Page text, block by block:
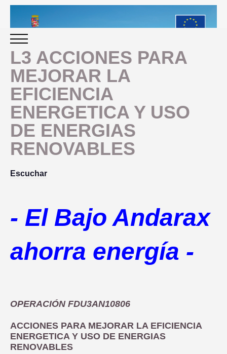
INICIO
PERIODO 2014-2020
PROGRAMACIÓN
GESTIÓN Y SEGUIMIENTO
PLAN IMPLEMENTACIÓN
OBJETIVO TEMATICO 4
LINEA 3: ACCIONES PARA MEJORAR LA EFICIENCIA
LINEA 4: REHABILITACION Y PUESTA EN VALOR DEL
OBJETIVO TEMATICO 9
LINEA 7: GESTION EDUSI
DOCUMENTACIÓN
OBJETIVOS
INDICADORES PRODUCTIVIDAD
INDICADORES DE COMUNICACION
BUENAS PRÁCTICAS
CÓDIGO DE CONDUCTA
COMISIÓN AUTOEVALUACIÓN DEL RIESGO
CANAL DE DENUNCIAS
L3 ACCIONES PARA
MEJORAR LA
EFICIENCIA
ENERGETICA Y USO
DE ENERGIAS
RENOVABLES
Escuchar
- El Bajo Andarax
ahorra energía -
OPERACIÓN FDU3AN10806
ACCIONES PARA MEJORAR LA EFICIENCIA
ENERGETICA Y USO DE ENERGIAS
RENOVABLES